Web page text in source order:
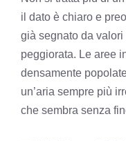
il dato è chiaro e
già segnato da
peggiorata. Le aree
densamente
un’aria sempre più
che sembra senza